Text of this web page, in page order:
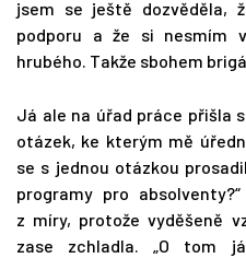
jsem se ještě dozvěděla,
podporu a že si nesmím
hrubého. Takže sbohem
Já ale na úřad práce přišla
otázek, ke kterým mě
se s jednou otázkou
programy pro
z míry, protože vyděšeně
zase zchladla. „O tom